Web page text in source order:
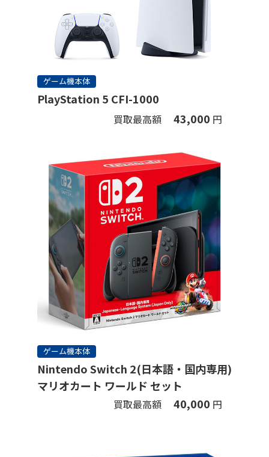
ゲーム機本体
PlayStation 5 CFI-1000
買取最高額 43,000 円
ゲーム機本体
Nintendo Switch 2(日本語・国内専用)
マリオカート ワールド セット
買取最高額 40,000 円